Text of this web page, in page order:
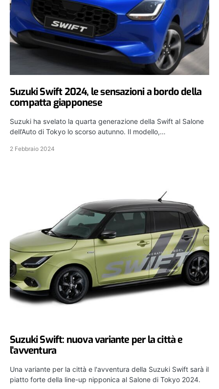
Suzuki Swift 2024, le sensazioni a bordo della
compatta giapponese
Suzuki ha svelato la quarta generazione della Swift al Salone
dell’Auto di Tokyo lo scorso autunno. Il modello,…
2 Febbraio 2024
Suzuki Swift: nuova variante per la città e
l’avventura
Una variante per la città e l'avventura della Suzuki Swift sarà il
piatto forte della line-up nipponica al Salone di Tokyo 2024.